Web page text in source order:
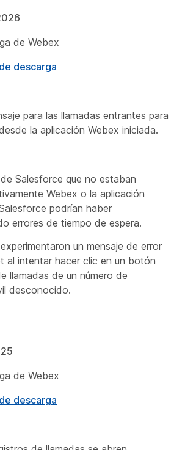
de Webex
descarga
para las llamadas entrantes para
la aplicación Webex iniciada.
Salesforce que no estaban
Webex o la aplicación
podrían haber
errores de tiempo de espera.
un mensaje de error
al intentar hacer clic en un botón
llamadas de un número de
desconocido.
de Webex
descarga